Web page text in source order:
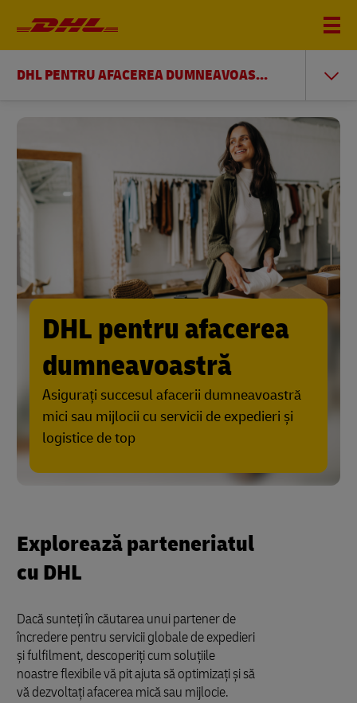
DHL PENTRU AFACEREA DUMNEAVOASTRĂ
DHL pentru afacerea
dumneavoastră
Asigurați succesul afacerii dumneavoastră
mici sau mijlocii cu servicii de expedieri și
logistice de top
Explorează parteneriatul
cu DHL
Dacă sunteți în căutarea unui partener de
încredere pentru servicii globale de expedieri
și fulfilment, descoperiți cum soluțiile
noastre flexibile vă pit ajuta să optimizați și să
vă dezvoltați afacerea mică sau mijlocie.